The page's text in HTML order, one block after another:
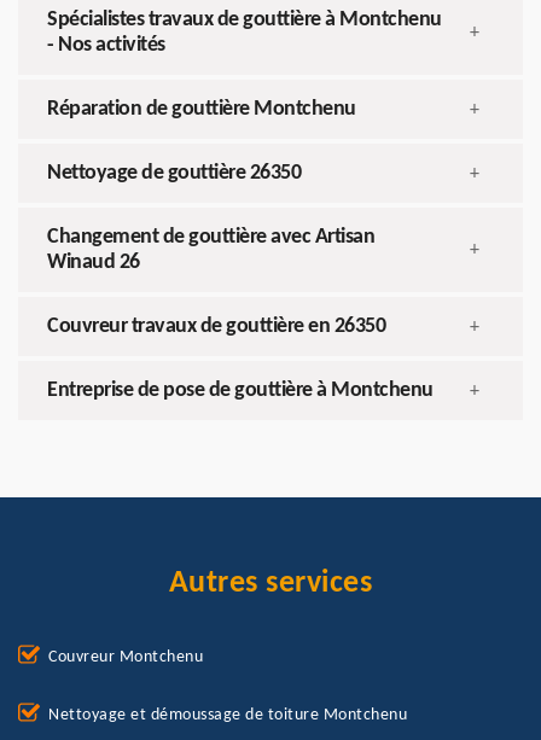
Spécialistes travaux de gouttière à Montchenu
- Nos activités
+
Réparation de gouttière Montchenu +
Nettoyage de gouttière 26350 +
Changement de gouttière avec Artisan
Winaud 26
+
Couvreur travaux de gouttière en 26350 +
Entreprise de pose de gouttière à Montchenu +
Autres services
Couvreur Montchenu
Nettoyage et démoussage de toiture Montchenu